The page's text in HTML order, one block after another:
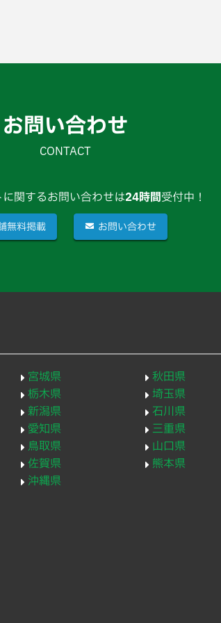
お問い合わせ
CONTACT
関するお問い合わせは24時間受付中！
無料掲載 お問い合わせ
宮城県
秋田県
栃木県
埼玉県
新潟県
石川県
愛知県
三重県
鳥取県
山口県
佐賀県
熊本県
沖縄県